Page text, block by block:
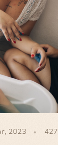
2023 427